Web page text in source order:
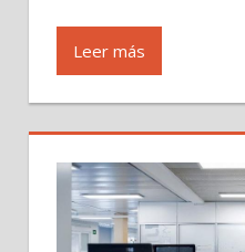
Leer más